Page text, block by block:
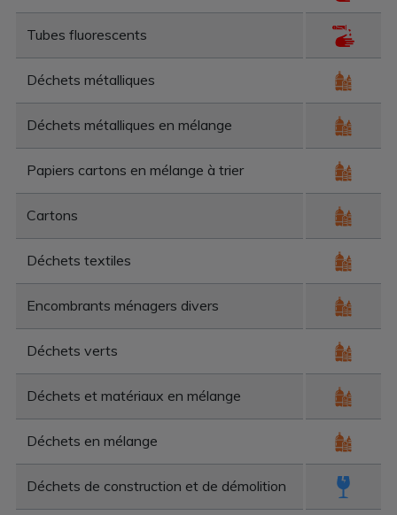
Tubes fluorescents
Déchets métalliques
Déchets métalliques en mélange
Papiers cartons en mélange à trier
Cartons
Déchets textiles
Encombrants ménagers divers
Déchets verts
Déchets et matériaux en mélange
Déchets en mélange
Déchets de construction et de démolition